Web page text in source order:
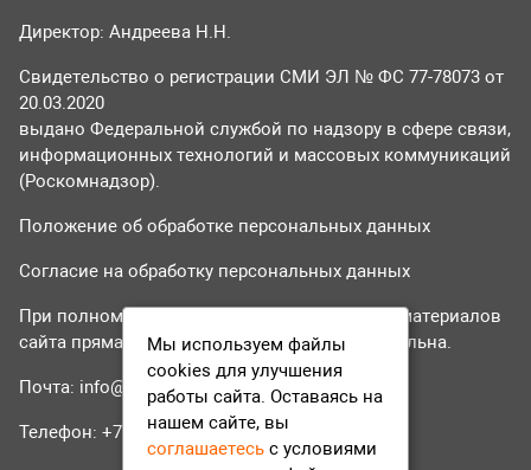
Директор: Андреева Н.Н.
Свидетельство о регистрации СМИ ЭЛ № ФС 77-78073 от
20.03.2020
выдано Федеральной службой по надзору в сфере связи,
информационных технологий и массовых коммуникаций
(Роскомнадзор).
Положение об обработке персональных данных
Согласие на обработку персональных данных
При полном или частичном использовании материалов
сайта прямая гиперссылка на tvr24.tv обязательна.
Почта: info@tvr24.tv
Телефон: +7 (496) 551-04-95
Мы используем файлы
cookies для улучшения
работы сайта. Оставаясь на
нашем сайте, вы
соглашаетесь с условиями